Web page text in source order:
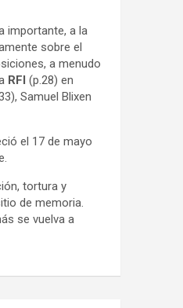
importante, a la
sobre el
a menudo
RFI (p.28) en
Samuel Blixen
el 17 de mayo
tortura y
de memoria.
se vuelva a